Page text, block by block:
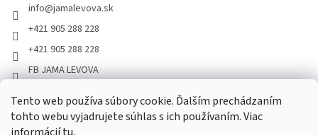
Tento web používa súbory cookie. Ďalším prechádzaním
tohto webu vyjadrujete súhlas s ich používaním. Viac
info@jamalevova.sk
+421 905 288 228
+421 905 288 228
FB JAMA LEVOVA
JamaLevova
+421905288228